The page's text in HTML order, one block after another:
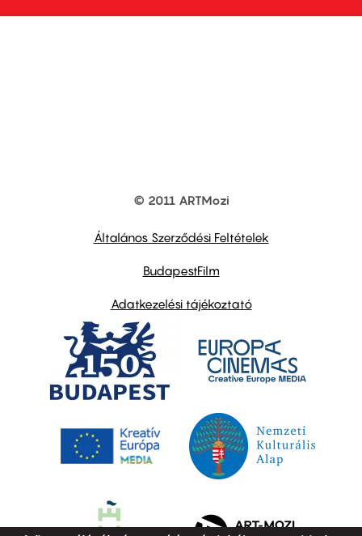
© 2011 ARTMozi
Általános Szerződési Feltételek
BudapestFilm
Adatkezelési tájékoztató